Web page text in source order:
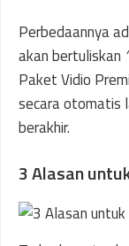
Perbedaannya
akan bertuliskan
Paket Vidio
secara otomatis
berakhir.
3 Alasan